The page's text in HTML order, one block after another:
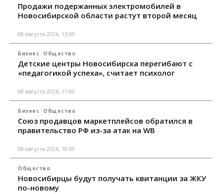
Продажи подержанных электромобилей в
Новосибирской области растут второй месяц
08 августа 2026, 13:00
Бизнес Общество
Детские центры Новосибирска перегибают с
«педагогикой успеха», считает психолог
08 августа 2026, 11:00
Бизнес Общество
Союз продавцов маркетплейсов обратился в
правительство РФ из-за атак на WB
08 августа 2026, 10:00
Общество
Новосибирцы будут получать квитанции за ЖКУ
по-новому